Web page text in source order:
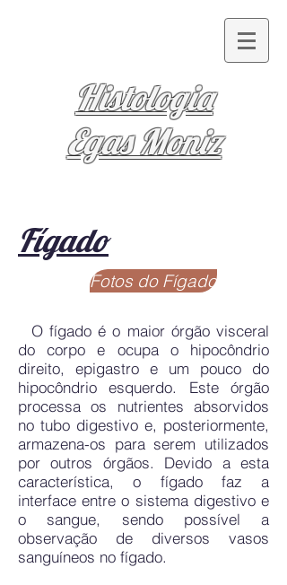
Histologia
Egas Moniz
Fígado
Fotos do Fígado
O fígado é o maior órgão visceral
do corpo e ocupa o hipocôndrio
direito, epigastro e um pouco do
hipocôndrio esquerdo. Este órgão
processa os nutrientes absorvidos
no tubo digestivo e, posteriormente,
armazena-os para serem utilizados
por outros órgãos. Devido a esta
característica, o fígado faz a
interface entre o sistema digestivo e
o sangue, sendo possível a
observação de diversos vasos
sanguíneos no fígado.